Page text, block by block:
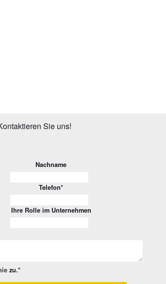
Sie uns!
Nachname
Telefon*
Ihre Rolle im Unternehmen
zu.*